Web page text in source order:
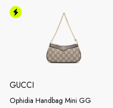
GUCCI
Ophidia Handbag Mini GG